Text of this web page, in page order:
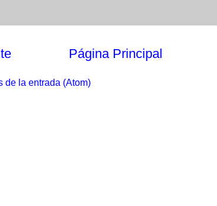
Página Principal
de la entrada (Atom)